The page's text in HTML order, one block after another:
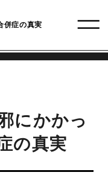
併症の真実
にかかっ
の真実